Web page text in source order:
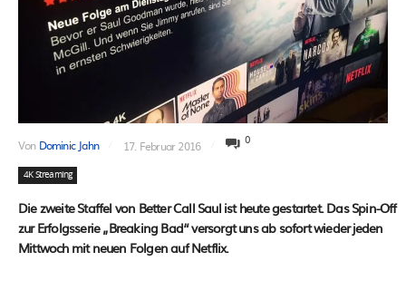
Von Dominic Jahn 17. Februar 2016 0
4K Streaming
Die zweite Staffel von Better Call Saul ist heute gestartet. Das Spin-Off
zur Erfolgsserie „Breaking Bad“ versorgt uns ab sofort wieder jeden
Mittwoch mit neuen Folgen auf Netflix.